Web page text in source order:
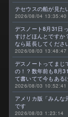
テセウスの船が見た
2026/08/04 13:35:40
デスノート8月31日
すけどほんとですか
なら延長してくださ
好きなんです😭
2026/08/03 13:48:47
デスノートってまじ
の！？数年前も8月
て書いてて今もある
じのやつ！？よくわ
きればなくならない
成アニメを振り返ら
っ！！！！！！！
2026/08/03 10:52:41
アメリカ版「みんな
です
2026/08/03 1:23:14